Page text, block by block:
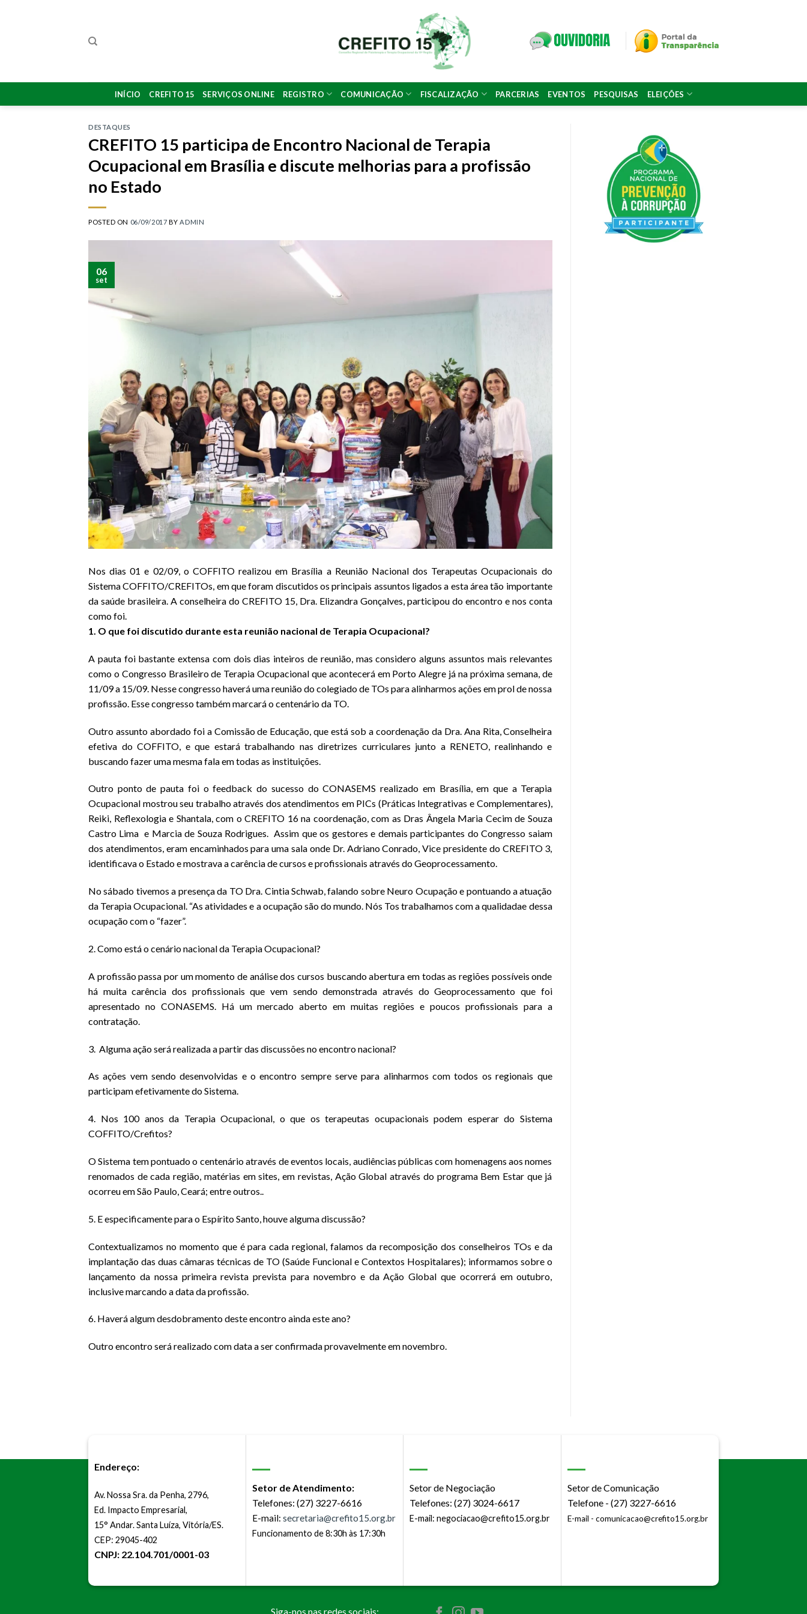
INÍCIO CREFITO 15 SERVIÇOS ONLINE REGISTRO COMUNICAÇÃO FISCALIZAÇÃO PARCERIAS EVENTOS PESQUISAS ELEIÇÕES
DESTAQUES
CREFITO 15 participa de Encontro Nacional de Terapia
Ocupacional em Brasília e discute melhorias para a profissão
no Estado
POSTED ON 06/09/2017 BY ADMIN
06
set
Nos dias 01 e 02/09, o COFFITO realizou em Brasília a Reunião Nacional dos Terapeutas Ocupacionais do
Sistema COFFITO/CREFITOs, em que foram discutidos os principais assuntos ligados a esta área tão importante
da saúde brasileira. A conselheira do CREFITO 15, Dra. Elizandra Gonçalves, participou do encontro e nos conta
como foi.
1. O que foi discutido durante esta reunião nacional de Terapia Ocupacional?
A pauta foi bastante extensa com dois dias inteiros de reunião, mas considero alguns assuntos mais relevantes
como o Congresso Brasileiro de Terapia Ocupacional que acontecerá em Porto Alegre já na próxima semana, de
11/09 a 15/09. Nesse congresso haverá uma reunião do colegiado de TOs para alinharmos ações em prol de nossa
profissão. Esse congresso também marcará o centenário da TO.
Outro assunto abordado foi a Comissão de Educação, que está sob a coordenação da Dra. Ana Rita, Conselheira
efetiva do COFFITO, e que estará trabalhando nas diretrizes curriculares junto a RENETO, realinhando e
buscando fazer uma mesma fala em todas as instituições.
Outro ponto de pauta foi o feedback do sucesso do CONASEMS realizado em Brasília, em que a Terapia
Ocupacional mostrou seu trabalho através dos atendimentos em PICs (Práticas Integrativas e Complementares),
Reiki, Reflexologia e Shantala, com o CREFITO 16 na coordenação, com as Dras Ângela Maria Cecim de Souza
Castro Lima e Marcia de Souza Rodrigues. Assim que os gestores e demais participantes do Congresso saiam
dos atendimentos, eram encaminhados para uma sala onde Dr. Adriano Conrado, Vice presidente do CREFITO 3,
identificava o Estado e mostrava a carência de cursos e profissionais através do Geoprocessamento.
No sábado tivemos a presença da TO Dra. Cintia Schwab, falando sobre Neuro Ocupação e pontuando a atuação
da Terapia Ocupacional. “As atividades e a ocupação são do mundo. Nós Tos trabalhamos com a qualidadae dessa
ocupação com o “fazer”.
2. Como está o cenário nacional da Terapia Ocupacional?
A profissão passa por um momento de análise dos cursos buscando abertura em todas as regiões possíveis onde
há muita carência dos profissionais que vem sendo demonstrada através do Geoprocessamento que foi
apresentado no CONASEMS. Há um mercado aberto em muitas regiões e poucos profissionais para a
contratação.
3. Alguma ação será realizada a partir das discussões no encontro nacional?
As ações vem sendo desenvolvidas e o encontro sempre serve para alinharmos com todos os regionais que
participam efetivamente do Sistema.
4. Nos 100 anos da Terapia Ocupacional, o que os terapeutas ocupacionais podem esperar do Sistema
COFFITO/Crefitos?
O Sistema tem pontuado o centenário através de eventos locais, audiências públicas com homenagens aos nomes
renomados de cada região, matérias em sites, em revistas, Ação Global através do programa Bem Estar que já
ocorreu em São Paulo, Ceará; entre outros..
5. E especificamente para o Espírito Santo, houve alguma discussão?
Contextualizamos no momento que é para cada regional, falamos da recomposição dos conselheiros TOs e da
implantação das duas câmaras técnicas de TO (Saúde Funcional e Contextos Hospitalares); informamos sobre o
lançamento da nossa primeira revista prevista para novembro e da Ação Global que ocorrerá em outubro,
inclusive marcando a data da profissão.
6. Haverá algum desdobramento deste encontro ainda este ano?
Outro encontro será realizado com data a ser confirmada provavelmente em novembro.
Endereço:
Av. Nossa Sra. da Penha, 2796,
Ed. Impacto Empresarial,
15° Andar. Santa Luíza, Vitória/ES.
CEP: 29045-402
CNPJ: 22.104.701/0001-03
Setor de Atendimento:
Telefones: (27) 3227-6616
E-mail: secretaria@crefito15.org.br
Funcionamento de 8:30h às 17:30h
Setor de Negociação
Telefones: (27) 3024-6617
E-mail: negociacao@crefito15.org.br
Setor de Comunicação
Telefone - (27) 3227-6616
E-mail - comunicacao@crefito15.org.br
Siga-nos nas redes sociais: